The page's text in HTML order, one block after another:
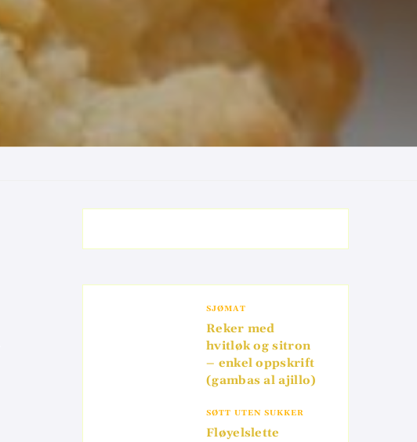
SJØMAT
Reker med
hvitløk og sitron
– enkel oppskrift
(gambas al ajillo)
SØTT UTEN SUKKER
Fløyelslette